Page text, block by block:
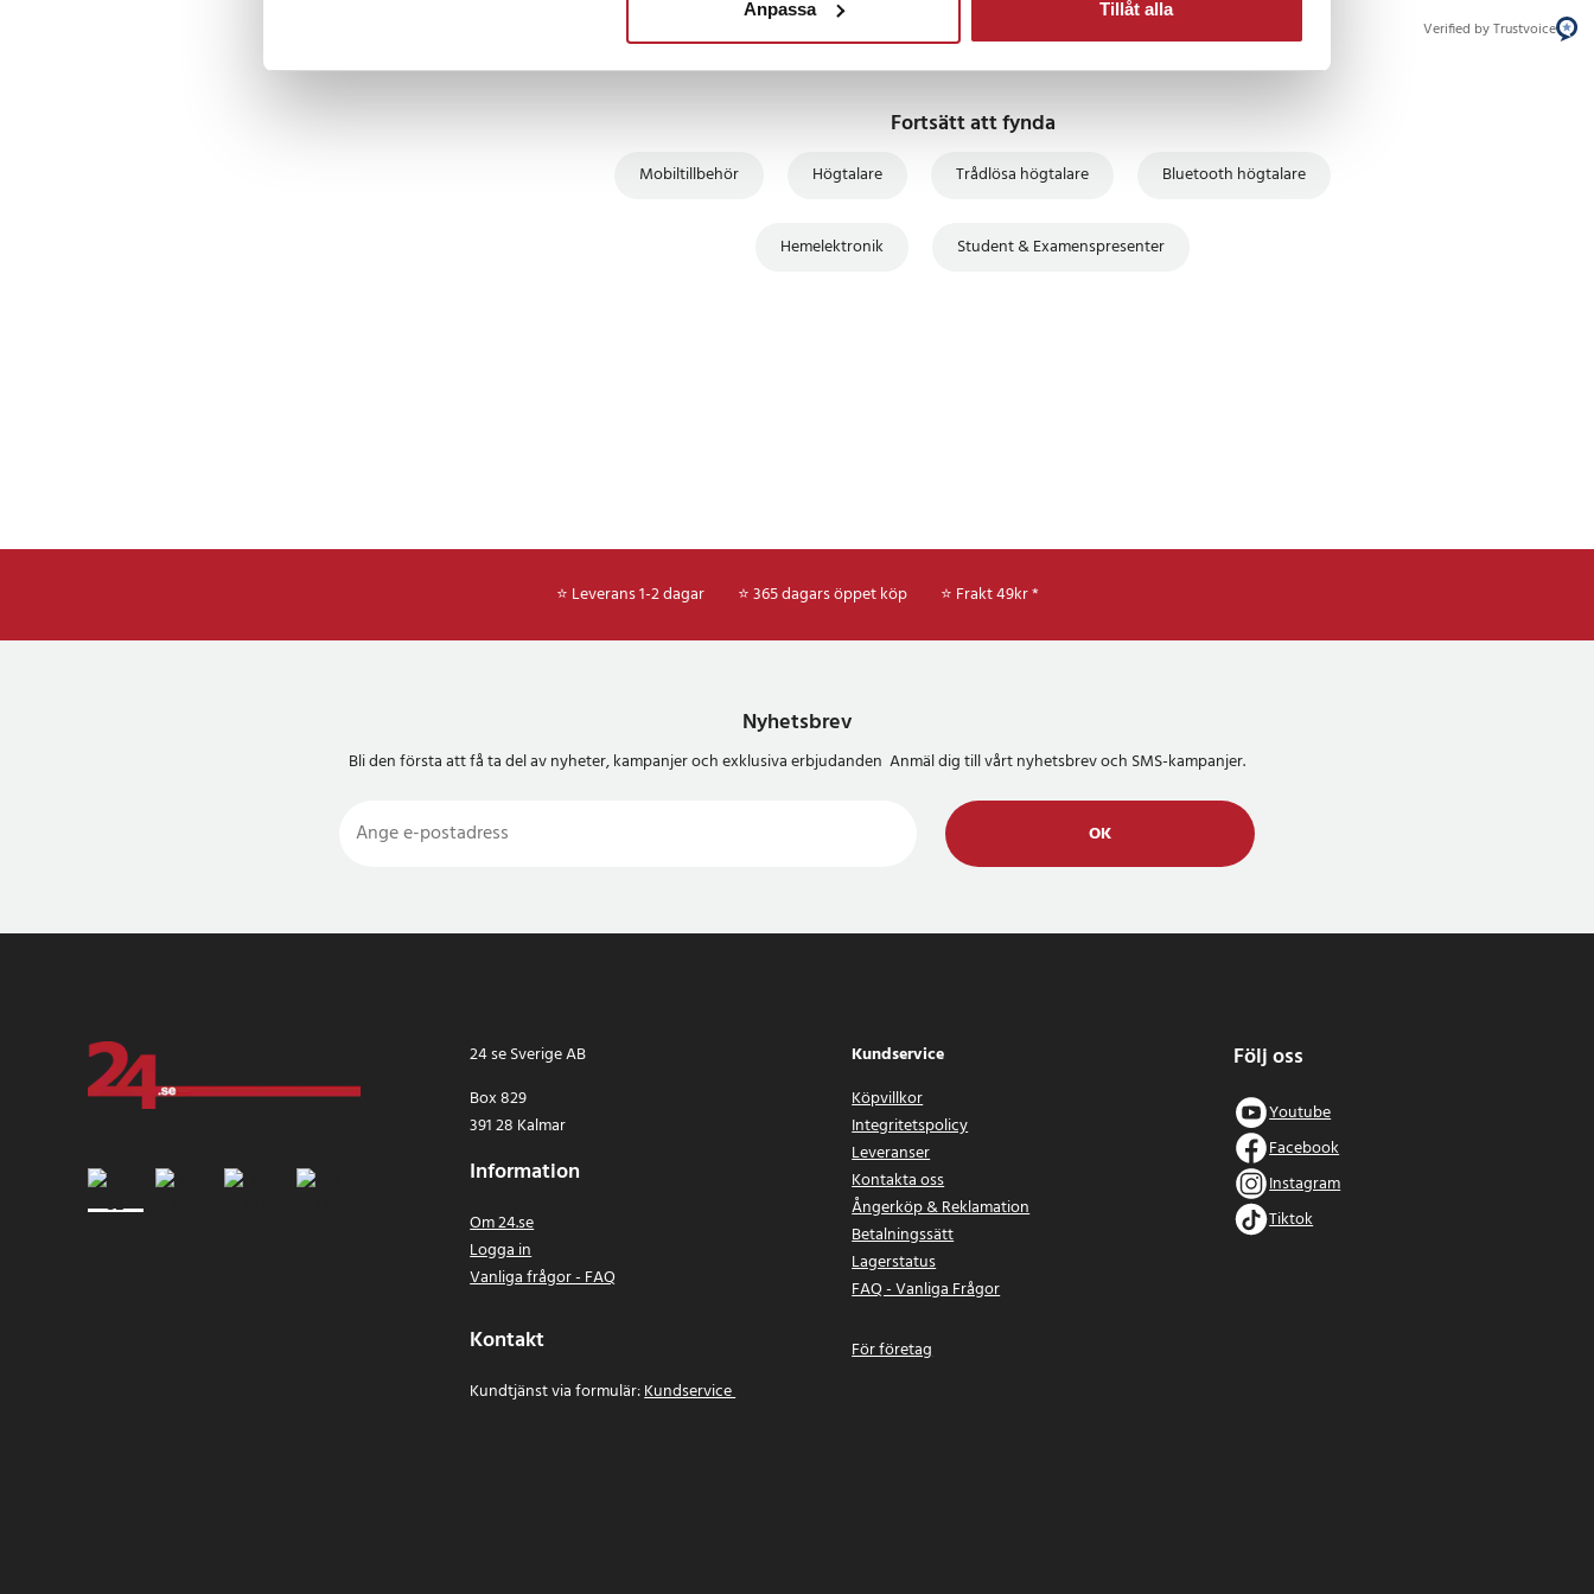
Anpassa Tillåt alla
Verified by Trustvoice
Fortsätt att fynda
Mobiltillbehör Högtalare Trådlösa högtalare Bluetooth högtalare
Hemelektronik Student & Examenspresenter
⭐ Leverans 1-2 dagar ⭐ 365 dagars öppet köp ⭐ Frakt 49kr *
Nyhetsbrev
Bli den första att få ta del av nyheter, kampanjer och exklusiva erbjudanden Anmäl dig till vårt nyhetsbrev och SMS-kampanjer.
OK
24 se Sverige AB
Box 829
391 28 Kalmar
Information
Om 24.se
Logga in
Vanliga frågor - FAQ
Kontakt
Kundtjänst via formulär:Kundservice
Kundservice
Köpvillkor
Integritetspolicy
Leveranser
Kontakta oss
Ångerköp & Reklamation
Betalningssätt
Lagerstatus
FAQ - Vanliga Frågor
För företag
Följ oss
Youtube
Facebook
Instagram
Tiktok